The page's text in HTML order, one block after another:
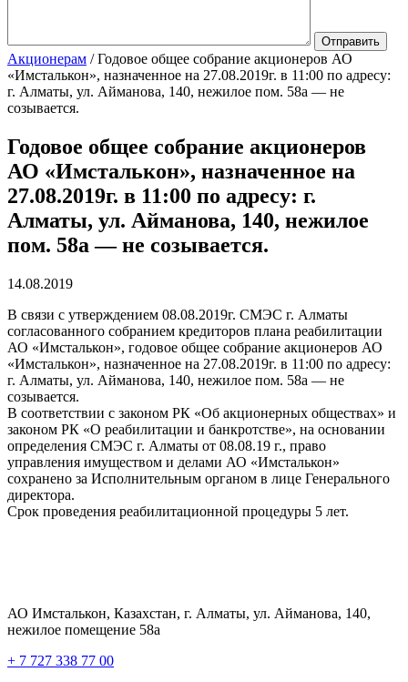
Акционерам /Годовое общее собрание акционеров АО
«Имсталькон», назначенное на 27.08.2019г. в 11:00 по адресу:
г. Алматы, ул. Айманова, 140, нежилое пом. 58а — не
созывается.
Годовое общее собрание акционеров
АО «Имсталькон», назначенное на
27.08.2019г. в 11:00 по адресу: г.
Алматы, ул. Айманова, 140, нежилое
пом. 58а — не созывается.
14.08.2019
В связи с утверждением 08.08.2019г. СМЭС г. Алматы
согласованного собранием кредиторов плана реабилитации
АО «Имсталькон», годовое общее собрание акционеров АО
«Имсталькон», назначенное на 27.08.2019г. в 11:00 по адресу:
г. Алматы, ул. Айманова, 140, нежилое пом. 58а — не
созывается.
В соответствии с законом РК «Об акционерных обществах» и
законом РК «О реабилитации и банкротстве», на основании
определения СМЭС г. Алматы от 08.08.19 г., право
управления имуществом и делами АО «Имсталькон»
сохранено за Исполнительным органом в лице Генерального
директора.
Срок проведения реабилитационной процедуры 5 лет.
АО Имсталькон, Казахстан, г. Алматы, ул. Айманова, 140,
нежилое помещение 58а
+ 7 727 338 77 00